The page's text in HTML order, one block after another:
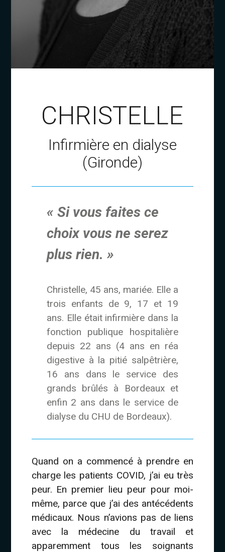
CHRISTELLE
Infirmière en dialyse
(Gironde)
« Si vous faites ce
choix vous ne serez
plus rien. »
Christelle, 45 ans, mariée. Elle a
trois enfants de 9, 17 et 19
ans. Elle était infirmière dans la
fonction publique hospitalière
depuis 22 ans (4 ans en réa
digestive à la pitié salpêtrière,
16 ans dans le service des
grands brûlés à Bordeaux et
enfin 2 ans dans le service de
dialyse du CHU de Bordeaux).
Quand on a commencé à prendre en
charge les patients COVID, j’ai eu très
peur. En premier lieu peur pour moi-
même, parce que j’ai des antécédents
médicaux. Nous n’avions pas de liens
avec la médecine du travail et
apparemment tous les soignants